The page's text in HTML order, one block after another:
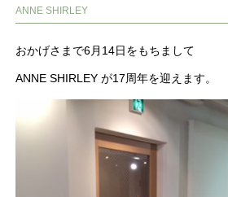
ANNE SHIRLEY
おかげさまで6月14日をもちまして
ANNE SHIRLEY が17周年を迎えます。